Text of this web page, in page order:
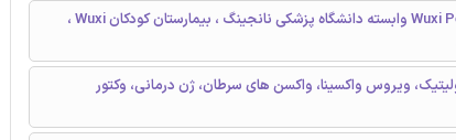
بیمارستان Wuxi People وابسته دانشگاه پزشکی نانجینگ ، بیمارستان کودکان Wuxi ،
ویروس واکسینا، واکسن های سرطان، ژن درمانی، وکتور